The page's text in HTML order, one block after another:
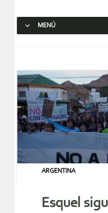
MENÚ
ARGENTINA
Esquel